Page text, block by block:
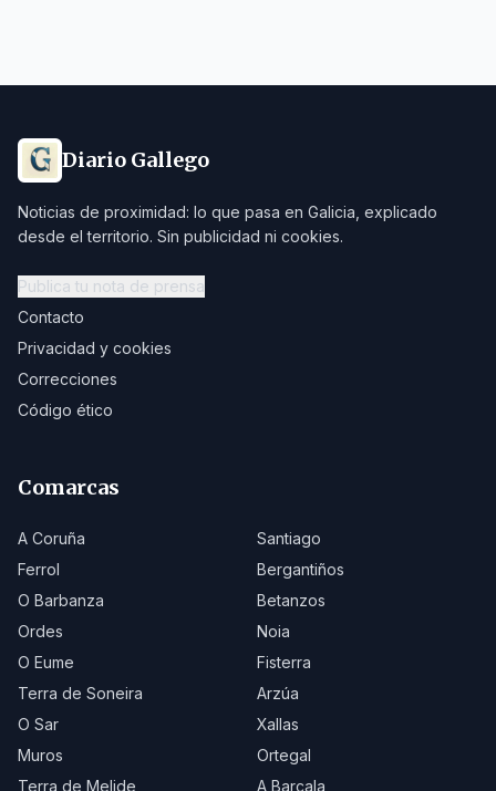
Diario Gallego
Noticias de proximidad: lo que pasa en Galicia, explicado
desde el territorio. Sin publicidad ni cookies.
Publica tu nota de prensa
Contacto
Privacidad y cookies
Correcciones
Código ético
Comarcas
A Coruña
Santiago
Ferrol
Bergantiños
O Barbanza
Betanzos
Ordes
Noia
O Eume
Fisterra
Terra de Soneira
Arzúa
O Sar
Xallas
Muros
Ortegal
Terra de Melide
A Barcala